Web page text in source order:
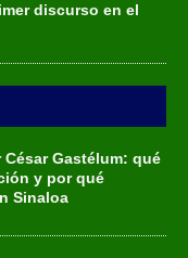
discurso en el
Gastélum: qué
y por qué
Sinaloa